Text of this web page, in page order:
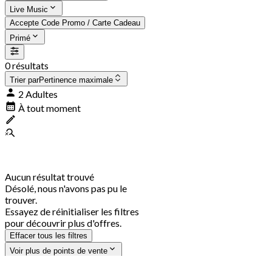
Live Music
Accepte Code Promo / Carte Cadeau
Primé
0 résultats
Trier parPertinence maximale
2 Adultes
À tout moment
Aucun résultat trouvé
Désolé, nous n'avons pas pu le
trouver.
Essayez de réinitialiser les filtres
pour découvrir plus d'offres.
Effacer tous les filtres
Voir plus de points de vente